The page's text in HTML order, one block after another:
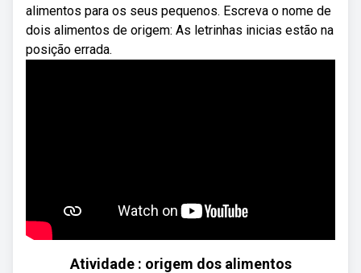
alimentos para os seus pequenos. Escreva o nome de
dois alimentos de origem: As letrinhas inicias estão na
posição errada.
Atividade : origem dos alimentos